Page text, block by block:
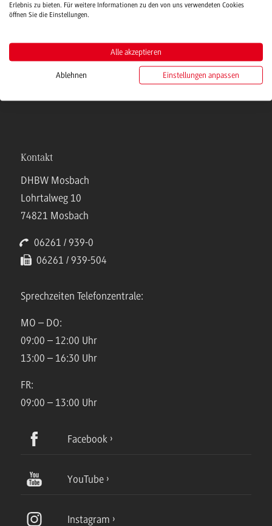
Campusmensa
Kontakt
DHBW Mosbach
Lohrtalweg 10
74821 Mosbach
06261 / 939-0
06261 / 939-504
Sprechzeiten Telefonzentrale:
MO – DO:
09:00 – 12:00 Uhr
13:00 – 16:30 Uhr
FR:
09:00 – 13:00 Uhr
Facebook
YouTube
Instagram
Erlebnis zu bieten. Für weitere Informationen zu den von uns verwendeten Cookies
öffnen Sie die Einstellungen.
Alle akzeptieren
Ablehnen Einstellungen anpassen